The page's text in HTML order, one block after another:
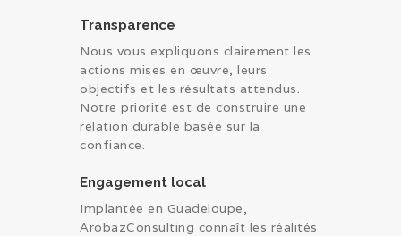
Transparence
Nous vous expliquons clairement les
actions mises en œuvre, leurs
objectifs et les résultats attendus.
Notre priorité est de construire une
relation durable basée sur la
confiance.
Engagement local
Implantée en Guadeloupe,
ArobazConsulting connaît les réalités